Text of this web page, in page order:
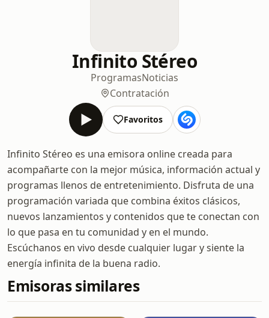
Infinito Stéreo
ProgramasNoticias
Contratación
Favoritos
Infinito Stéreo es una emisora online creada para
acompañarte con la mejor música, información actual y
programas llenos de entretenimiento. Disfruta de una
programación variada que combina éxitos clásicos,
nuevos lanzamientos y contenidos que te conectan con
lo que pasa en tu comunidad y en el mundo.
Escúchanos en vivo desde cualquier lugar y siente la
energía infinita de la buena radio.
Emisoras similares